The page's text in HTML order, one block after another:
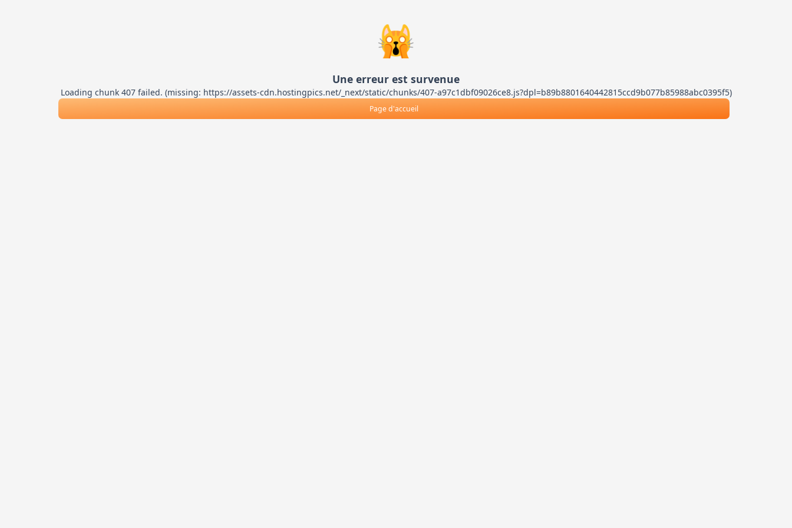
🙀
Une erreur est survenue
Loading chunk 407 failed. (missing: https://assets-cdn.hostingpics.net/_next/static/chunks/407-a97c1dbf09026ce8.js?dpl=b89b8801640442815ccd9b077b85988abc0395f5)
Page d'accueil